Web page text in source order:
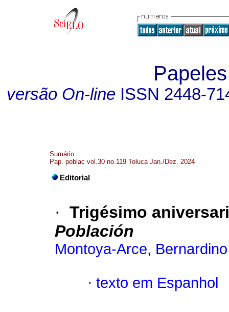
versão On-line ISSN 2448-
Sumário
Pap. poblac vol.30 no.119 Toluca Jan./Dez. 2024
Editorial
· Trigésimo
Población
Montoya-Arce,
· texto em Espanhol